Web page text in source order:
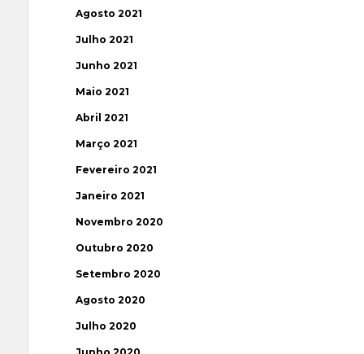
Agosto 2021
Julho 2021
Junho 2021
Maio 2021
Abril 2021
Março 2021
Fevereiro 2021
Janeiro 2021
Novembro 2020
Outubro 2020
Setembro 2020
Agosto 2020
Julho 2020